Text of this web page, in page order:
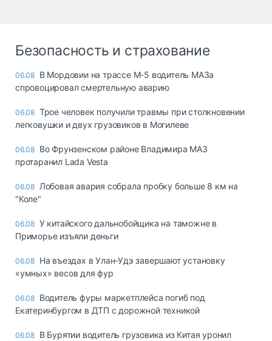
Безопасность и страхование
06.08 В Мордовии на трассе М-5 водитель МАЗа
спровоцировал смертельную аварию
06.08 Трое человек получили травмы при столкновении
легковушки и двух грузовиков в Могилеве
06.08 Во Фрунзенском районе Владимира МАЗ
протаранил Lada Vesta
06.08 Лобовая авария собрала пробку больше 8 км на
"Коле"
06.08 У китайского дальнобойщика на таможне в
Приморье изъяли деньги
06.08 Ha въeздax в Улaн-Удэ зaвepшaют ycтaнoвкy
«yмныx» вecoв для фyp
06.08 Водитель фуры маркетплейса погиб под
Екатеринбургом в ДТП с дорожной техникой
06.08 В Бурятии водитель грузовика из Китая уронил